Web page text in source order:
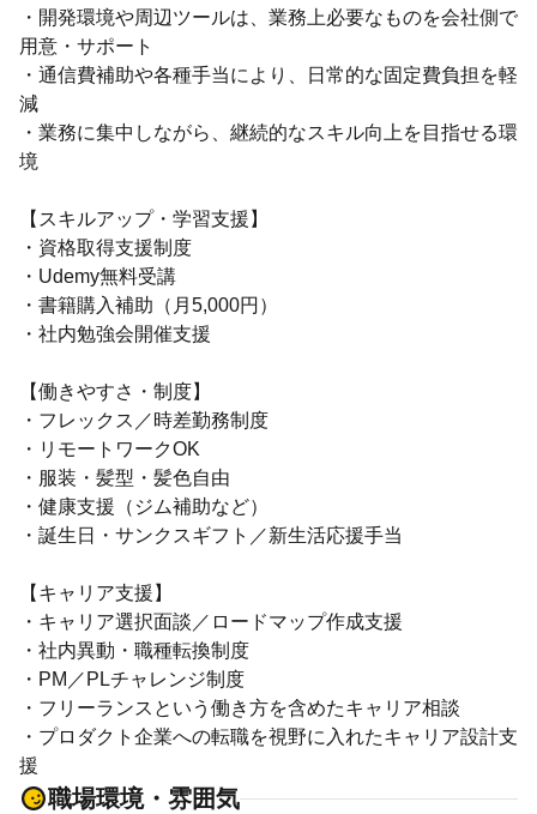
・開発環境や周辺ツールは、業務上必要なものを会社側で
用意・サポート
・通信費補助や各種手当により、日常的な固定費負担を軽
減
・業務に集中しながら、継続的なスキル向上を目指せる環
境
【スキルアップ・学習支援】
・資格取得支援制度
・Udemy無料受講
・書籍購入補助（月5,000円）
・社内勉強会開催支援
【働きやすさ・制度】
・フレックス／時差勤務制度
・リモートワークOK
・服装・髪型・髪色自由
・健康支援（ジム補助など）
・誕生日・サンクスギフト／新生活応援手当
【キャリア支援】
・キャリア選択面談／ロードマップ作成支援
・社内異動・職種転換制度
・PM／PLチャレンジ制度
・フリーランスという働き方を含めたキャリア相談
・プロダクト企業への転職を視野に入れたキャリア設計支
援
職場環境・雰囲気